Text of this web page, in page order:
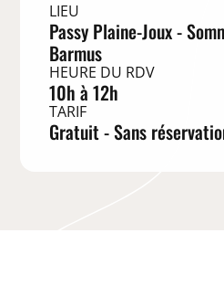
LIEU
Passy Plaine-Joux -
Barmus
HEURE DU RDV
10h à 12h
TARIF
Gratuit - Sans